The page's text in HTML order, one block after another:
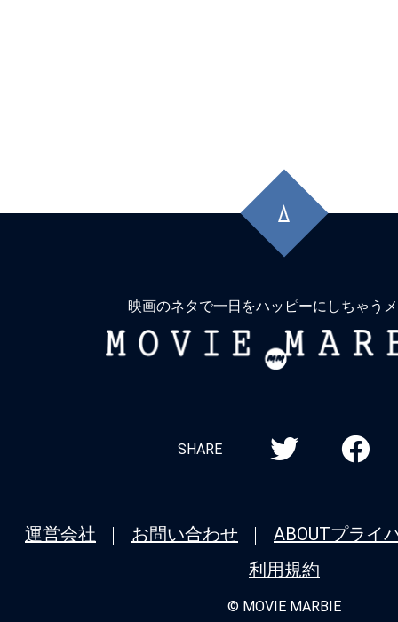
頭
に
映画のネタで一日をハッピーにしちゃう
MOVIE
SHARE
運営会社 お問い合わせ ABOUTプライ
利用規約
© MOVIE MARBIE